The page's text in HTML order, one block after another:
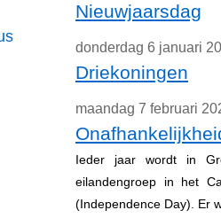
Nieuwjaarsdag
donderdag 6 januari
Driekoningen
maandag 7 februari
Ieder jaar wordt in
eilandengroep in het
(Independence Day). Er